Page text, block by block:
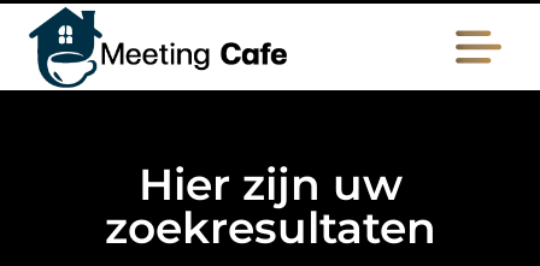
Hier zijn uw
zoekresultaten